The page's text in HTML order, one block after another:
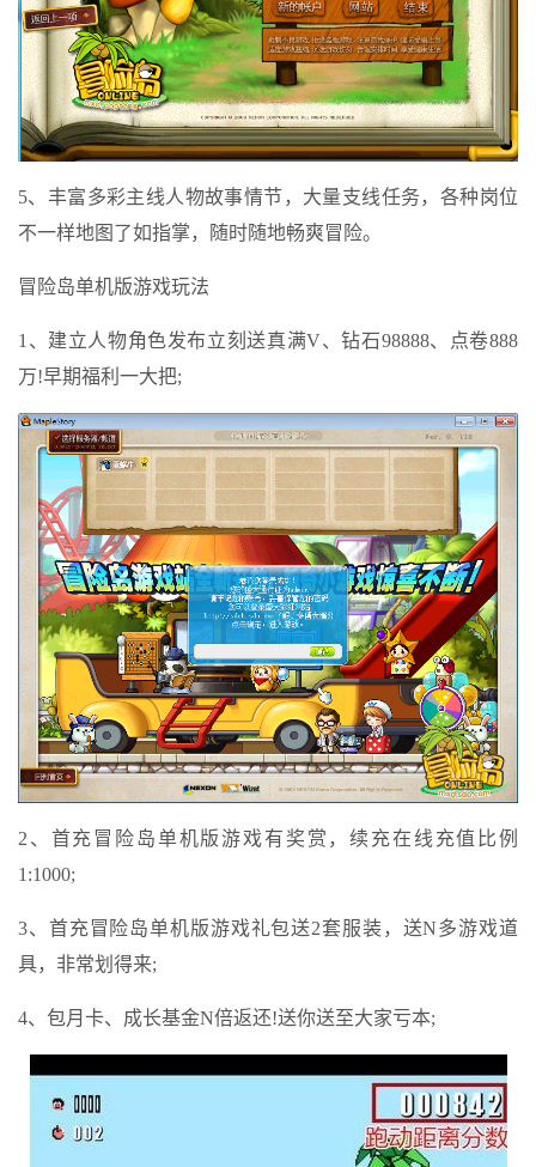
5、丰富多彩主线人物故事情节，大量支线任务，各种岗位
不一样地图了如指掌，随时随地畅爽冒险。
冒险岛单机版游戏玩法
1、建立人物角色发布立刻送真满V、钻石98888、点卷888
万!早期福利一大把;
2、首充冒险岛单机版游戏有奖赏，续充在线充值比例
1:1000;
3、首充冒险岛单机版游戏礼包送2套服装，送N多游戏道
具，非常划得来;
4、包月卡、成长基金N倍返还!送你送至大家亏本;